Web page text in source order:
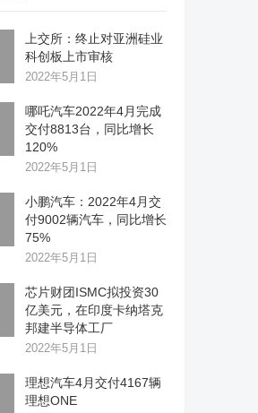
上交所：终止对亚洲硅业
科创板上市审核
2022年5月1日
哪吒汽车2022年4月完成
交付8813台，同比增长
120%
2022年5月1日
小鹏汽车：2022年4月交
付9002辆汽车，同比增长
75%
2022年5月1日
芯片财团ISMC拟投资30
亿美元，在印度卡纳塔克
邦建半导体工厂
2022年5月1日
理想汽车4月交付4167辆
理想ONE